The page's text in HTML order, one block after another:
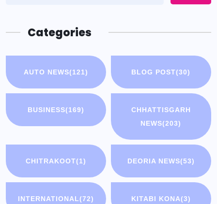
Categories
AUTO NEWS(121) BLOG POST(30)
BUSINESS(169)
CHHATTISGARH
NEWS(203)
CHITRAKOOT(1) DEORIA NEWS(53)
INTERNATIONAL(72) KITABI KONA(3)